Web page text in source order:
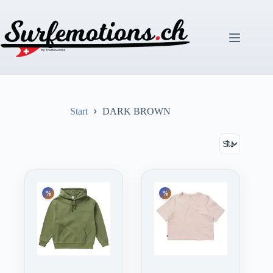
springen
Start DARK BROWN